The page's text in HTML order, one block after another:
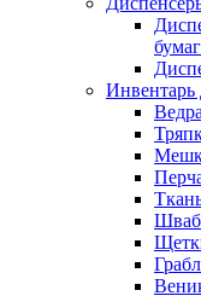
Инвентарь